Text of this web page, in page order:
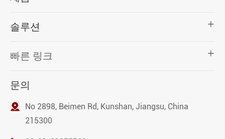
솔루션 
빠른 링크 
문의

No 2898, Beimen Rd, Kunshan, Jiangsu, China
215300